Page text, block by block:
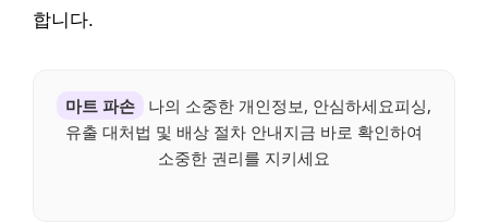
합니다.
마트 파손
나의 소중한 개인정보, 안심하세요피싱,
유출 대처법 및 배상 절차 안내지금 바로 확인하여
소중한 권리를 지키세요